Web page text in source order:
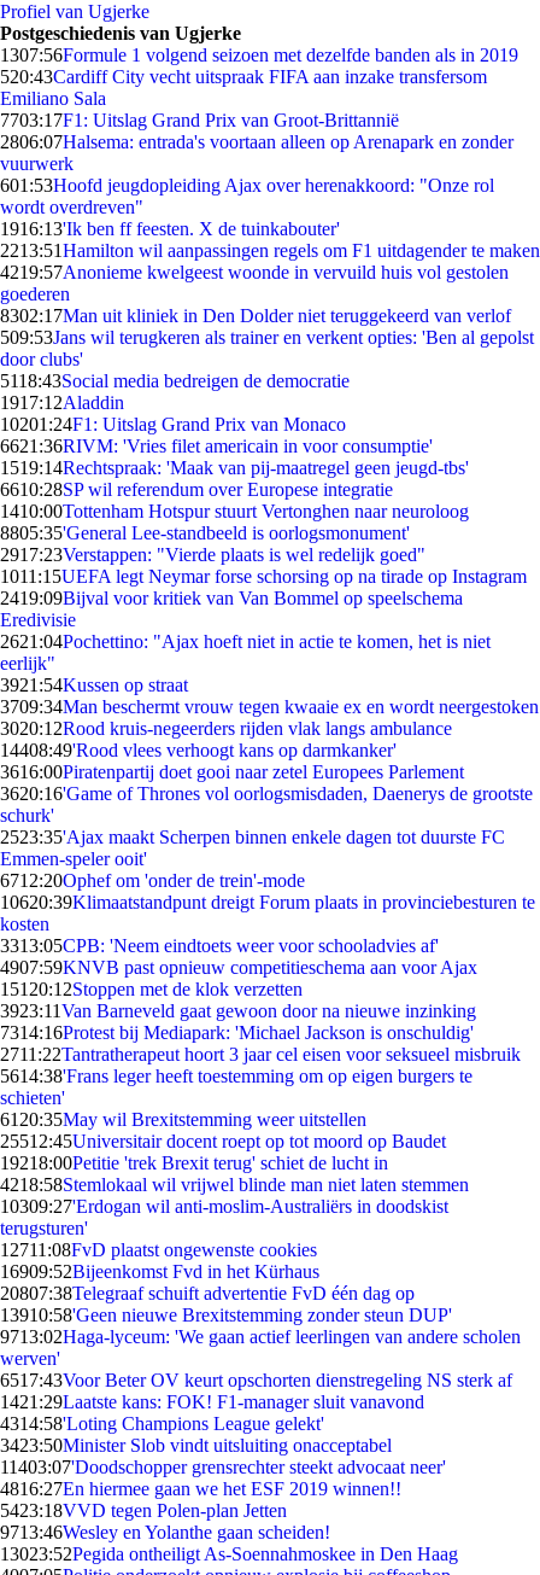
Profiel van Ugjerke
Postgeschiedenis van Ugjerke
1307:56Formule 1 volgend seizoen met dezelfde banden als in 2019
520:43Cardiff City vecht uitspraak FIFA aan inzake transfersom
Emiliano Sala
7703:17F1: Uitslag Grand Prix van Groot-Brittannië
2806:07Halsema: entrada's voortaan alleen op Arenapark en zonder
vuurwerk
601:53Hoofd jeugdopleiding Ajax over herenakkoord: "Onze rol
wordt overdreven"
1916:13'Ik ben ff feesten. X de tuinkabouter'
2213:51Hamilton wil aanpassingen regels om F1 uitdagender te maken
4219:57Anonieme kwelgeest woonde in vervuild huis vol gestolen
goederen
8302:17Man uit kliniek in Den Dolder niet teruggekeerd van verlof
509:53Jans wil terugkeren als trainer en verkent opties: 'Ben al gepolst
door clubs'
5118:43Social media bedreigen de democratie
1917:12Aladdin
10201:24F1: Uitslag Grand Prix van Monaco
6621:36RIVM: 'Vries filet americain in voor consumptie'
1519:14Rechtspraak: 'Maak van pij-maatregel geen jeugd-tbs'
6610:28SP wil referendum over Europese integratie
1410:00Tottenham Hotspur stuurt Vertonghen naar neuroloog
8805:35'General Lee-standbeeld is oorlogsmonument'
2917:23Verstappen: "Vierde plaats is wel redelijk goed"
1011:15UEFA legt Neymar forse schorsing op na tirade op Instagram
2419:09Bijval voor kritiek van Van Bommel op speelschema
Eredivisie
2621:04Pochettino: "Ajax hoeft niet in actie te komen, het is niet
eerlijk"
3921:54Kussen op straat
3709:34Man beschermt vrouw tegen kwaaie ex en wordt neergestoken
3020:12Rood kruis-negeerders rijden vlak langs ambulance
14408:49'Rood vlees verhoogt kans op darmkanker'
3616:00Piratenpartij doet gooi naar zetel Europees Parlement
3620:16'Game of Thrones vol oorlogsmisdaden, Daenerys de grootste
schurk'
2523:35'Ajax maakt Scherpen binnen enkele dagen tot duurste FC
Emmen-speler ooit'
6712:20Ophef om 'onder de trein'-mode
10620:39Klimaatstandpunt dreigt Forum plaats in provinciebesturen te
kosten
3313:05CPB: 'Neem eindtoets weer voor schooladvies af'
4907:59KNVB past opnieuw competitieschema aan voor Ajax
151 20:12Stoppen met de klok verzetten
3923:11Van Barneveld gaat gewoon door na nieuwe inzinking
7314:16Protest bij Mediapark: 'Michael Jackson is onschuldig'
2711:22Tantratherapeut hoort 3 jaar cel eisen voor seksueel misbruik
5614:38'Frans leger heeft toestemming om op eigen burgers te
schieten'
61 20:35May wil Brexitstemming weer uitstellen
25512:45Universitair docent roept op tot moord op Baudet
19218:00Petitie 'trek Brexit terug' schiet de lucht in
4218:58Stemlokaal wil vrijwel blinde man niet laten stemmen
10309:27'Erdogan wil anti-moslim-Australiërs in doodskist
terugsturen'
12711:08FvD plaatst ongewenste cookies
16909:52Bijeenkomst Fvd in het Kürhaus
20807:38Telegraaf schuift advertentie FvD één dag op
13910:58'Geen nieuwe Brexitstemming zonder steun DUP'
9713:02Haga-lyceum: 'We gaan actief leerlingen van andere scholen
werven'
6517:43Voor Beter OV keurt opschorten dienstregeling NS sterk af
1421:29Laatste kans: FOK! F1-manager sluit vanavond
4314:58'Loting Champions League gelekt'
3423:50Minister Slob vindt uitsluiting onacceptabel
11403:07'Doodschopper grensrechter steekt advocaat neer'
4816:27En hiermee gaan we het ESF 2019 winnen!!
5423:18VVD tegen Polen-plan Jetten
9713:46Wesley en Yolanthe gaan scheiden!
13023:52Pegida ontheiligt As-Soennahmoskee in Den Haag